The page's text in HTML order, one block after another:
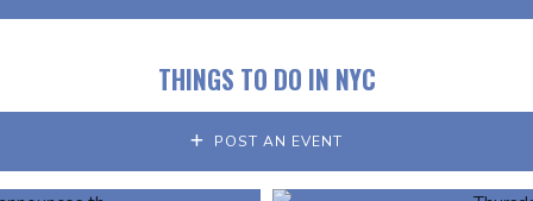
THINGS TO DO IN NYC
POST AN EVENT